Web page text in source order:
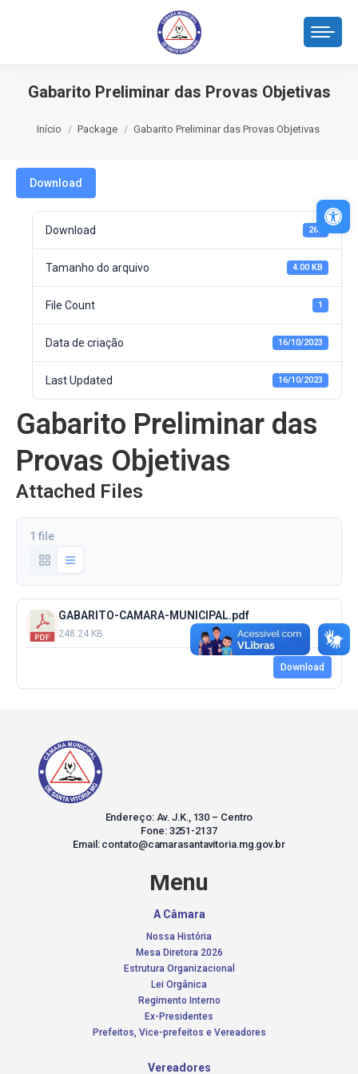
Gabarito Preliminar das Provas Objetivas
Início Package Gabarito Preliminar das Provas Objetivas
Download
Download 262
Tamanho do arquivo 4.00 KB
File Count 1
Data de criação 16/10/2023
Last Updated 16/10/2023
Gabarito Preliminar das
Provas Objetivas
Attached Files
1 file
GABARITO-CAMARA-MUNICIPAL.pdf
248.24 KB
Download
Endereço: Av. J.K., 130 – Centro
Fone: 3251-2137
Email: contato@camarasantavitoria.mg.gov.br
Menu
A Câmara
Nossa História
Mesa Diretora 2026
Estrutura Organizacional
Lei Orgânica
Regimento Interno
Ex-Presidentes
Prefeitos, Vice-prefeitos e Vereadores
Vereadores